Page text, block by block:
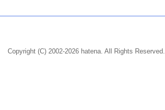
Copyright (C) 2002-2026 hatena. All Rights Reserved.